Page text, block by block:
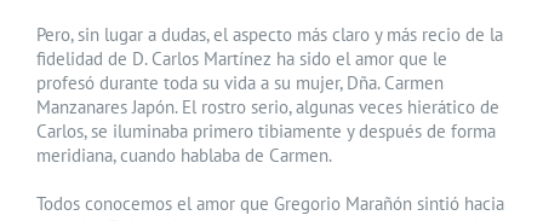
Pero, sin lugar a dudas, el aspecto más claro y más recio de la
fidelidad de D. Carlos Martínez ha sido el amor que le
profesó durante toda su vida a su mujer, Dña. Carmen
Manzanares Japón. El rostro serio, algunas veces hierático de
Carlos, se iluminaba primero tibiamente y después de forma
meridiana, cuando hablaba de Carmen.
Todos conocemos el amor que Gregorio Marañón sintió hacia